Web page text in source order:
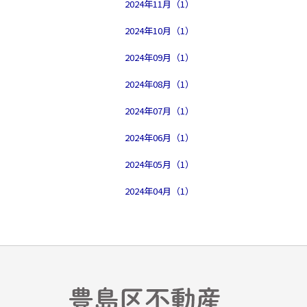
2024年11月（1）
2024年10月（1）
2024年09月（1）
2024年08月（1）
2024年07月（1）
2024年06月（1）
2024年05月（1）
2024年04月（1）